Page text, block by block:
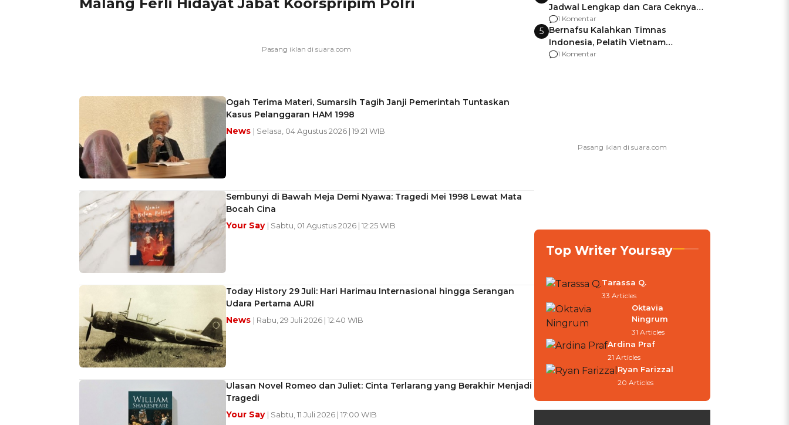
Ogah Terima Materi, Sumarsih Tagih Janji Pemerintah Tuntaskan
Kasus Pelanggaran HAM 1998
News | Selasa, 04 Agustus 2026 | 19:21 WIB
Sembunyi di Bawah Meja Demi Nyawa: Tragedi Mei 1998 Lewat Mata
Bocah Cina
Your Say | Sabtu, 01 Agustus 2026 | 12:25 WIB
Today History 29 Juli: Hari Harimau Internasional hingga Serangan
Udara Pertama AURI
News | Rabu, 29 Juli 2026 | 12:40 WIB
Ulasan Novel Romeo dan Juliet: Cinta Terlarang yang Berakhir Menjadi
Tragedi
Your Say | Sabtu, 11 Juli 2026 | 17:00 WIB
Jadwal Lengkap dan Cara Ceknya
agar Dana Tidak Hangus!
1 Komentar
5 Bernafsu Kalahkan Timnas
Indonesia, Pelatih Vietnam
Berencana Pakai Jimat di Pakansari
1 Komentar
Top Writer Yoursay
Tarassa Q.
33 Articles
Oktavia
Ningrum
31 Articles
Ardina Praf
21 Articles
Ryan Farizzal
20 Articles